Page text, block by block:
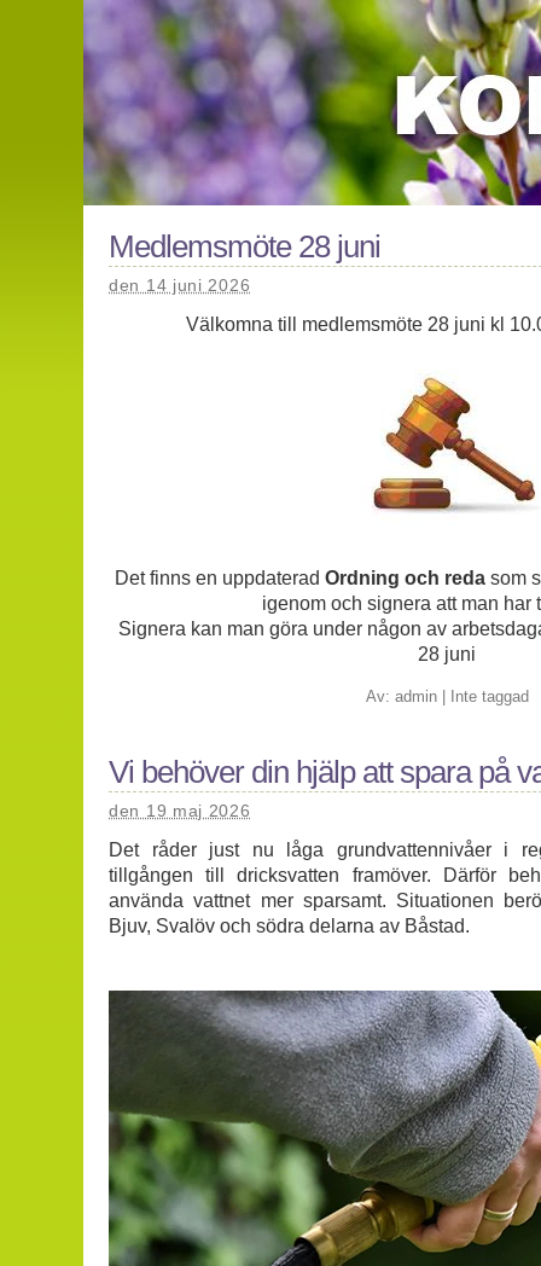
Medlemsmöte 28 juni
den 14 juni 2026
Välkomna till medlemsmöte 28 juni kl
Det finns en uppdaterad Ordning och redasom
igenom och signera att man har
Signera kan man göra under någon av
28 juni
Av: admin| Inte taggad
Vi behöver din hjälp att spara på
den 19 maj 2026
Det råder just nu låga grundvattennivåer i
tillgången till dricksvatten framöver. Därför
använda vattnet mer sparsamt. Situationen
Bjuv, Svalöv och södra delarna av Båstad.